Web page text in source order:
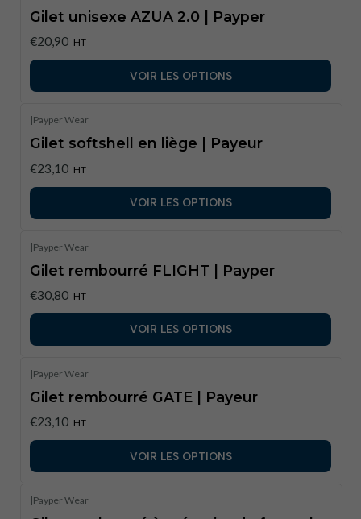
Gilet unisexe AZUA 2.0 | Payper
€20,90 HT
VOIR LES OPTIONS
|Payper Wear
Gilet softshell en liège | Payeur​
€23,10 HT
VOIR LES OPTIONS
|Payper Wear
Gilet rembourré FLIGHT | Payper
€30,80 HT
VOIR LES OPTIONS
|Payper Wear
Gilet rembourré GATE | Payeur
€23,10 HT
VOIR LES OPTIONS
|Payper Wear